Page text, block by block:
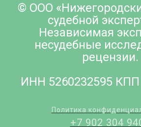
© ООО
судебной
Независимая
несудебные
рецензии.
ИНН 5260232595 КПП
Политика
+7 902 304